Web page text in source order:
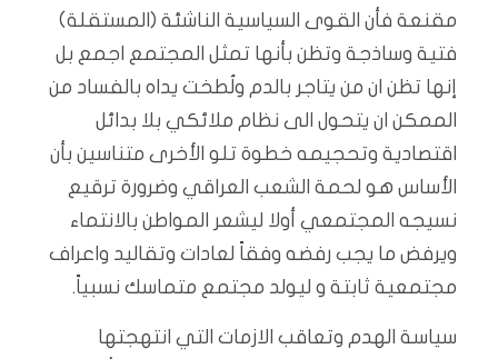
مقنعة فأن القوى السياسية الناشئة (المستقلة)
فتية وساذجة وتظن بأنها تمثل المجتمع اجمع بل
إنها تظن ان من يتاجر بالدم ولُطخت يداه بالفساد من
الممكن ان يتحول الى نظام ملائكي بلا بدائل
اقتصادية وتحجيمه خطوة تلو الأخرى متناسين بأن
الأساس هو لحمة الشعب العراقي وضرورة ترقيع
نسيجه المجتمعي أولا ليشعر المواطن بالانتماء
ويرفض ما يجب رفضه وفقاً لعادات وتقاليد واعراف
مجتمعية ثابتة و ليولد مجتمع متماسك نسبياً.
سياسة الهدم وتعاقب الازمات التي انتهجتها